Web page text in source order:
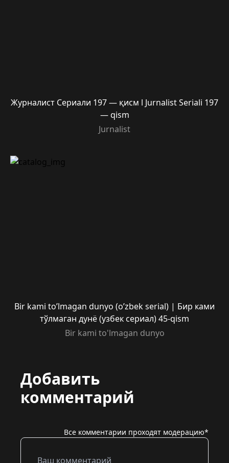
Журналист Сериали 197 — қисм l Jurnalist Seriali 197
— qism
Jurnalist
Bir kami to’lmagan dunyo (o’zbek serial) | Бир ками
тўлмаган дунё (узбек сериал) 45-qism
Bir kami to'lmagan dunyo
Добавить
комментарий
Все комментарии проходят модерацию*